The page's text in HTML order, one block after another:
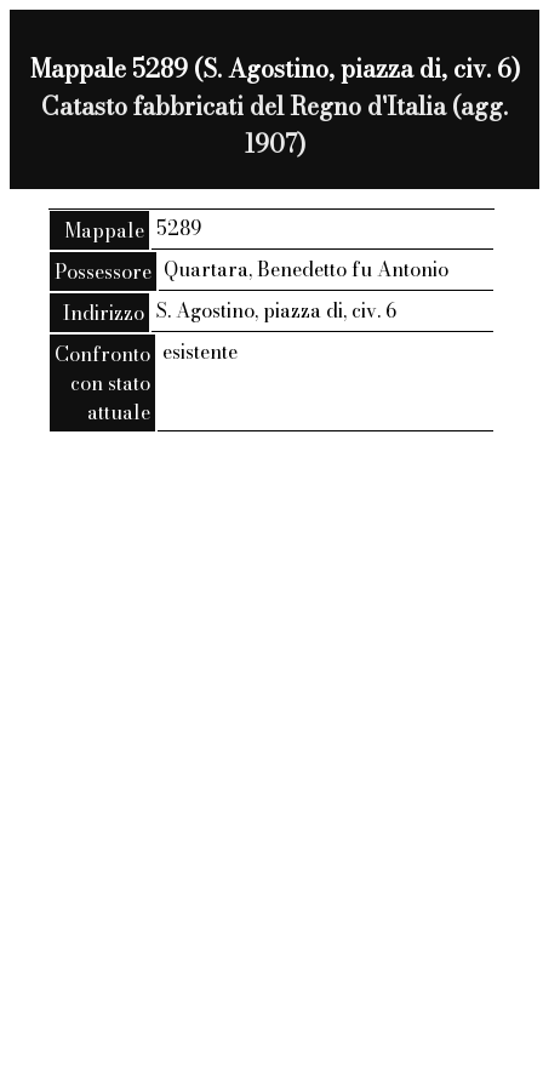
Mappale 5289 (S. Agostino, piazza di, civ. 6)
Catasto fabbricati del Regno d'Italia (agg.
1907)
Mappale 5289
Possessore Quartara, Benedetto fu Antonio
Indirizzo S. Agostino, piazza di, civ. 6
Confronto
con stato
attuale
esistente